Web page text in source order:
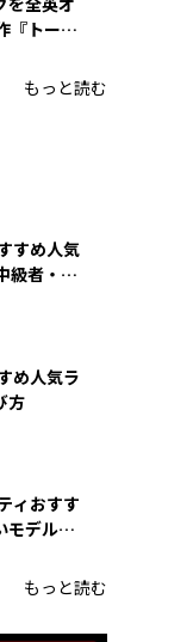
『トーチ
もっと読む
すめ人気
級者・上
め人気ラ
方
ィおすす
モデルの
もっと読む